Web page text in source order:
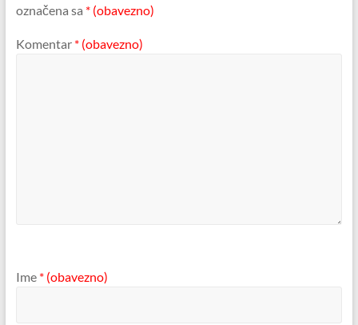
označena sa * (obavezno)
Komentar * (obavezno)
Ime * (obavezno)